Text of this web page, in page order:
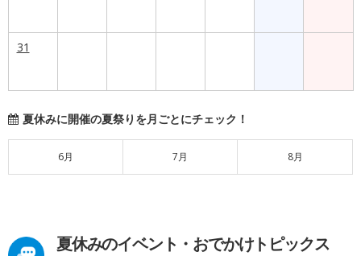
31
夏休みに開催の夏祭りを月ごとにチェック！
6月 7月 8月
夏休みのイベント・おでかけトピックス